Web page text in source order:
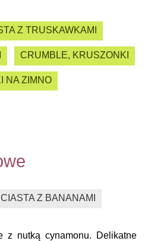
Z TRUSKAWKAMI
CRUMBLE, KRUSZONKI
NA ZIMNO
CIASTA Z BANANAMI
z nutką cynamonu. Delikatne